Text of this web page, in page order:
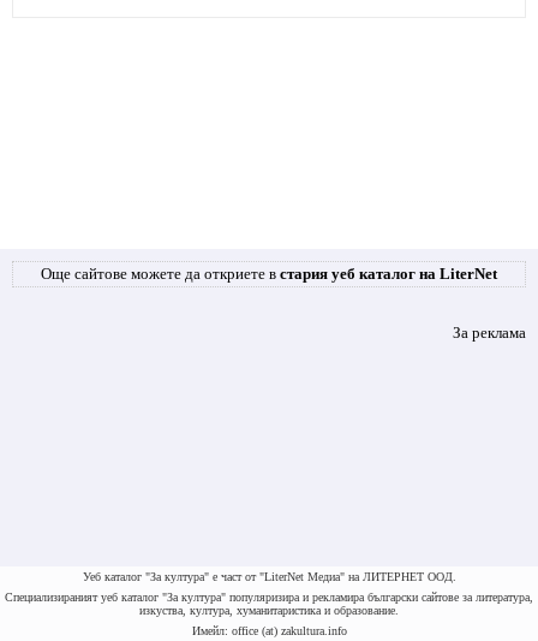
Още сайтове можете да откриете в стария уеб каталог на LiterNet
За реклама
Уеб каталог "За култура" е част от "LiterNet Медиа" на ЛИТЕРНЕТ ООД.
Специализираният уеб каталог "За култура" популяризира и рекламира български сайтове за литература,
изкуства, култура, хуманитаристика и образование.
Имейл: office (at) zakultura.info